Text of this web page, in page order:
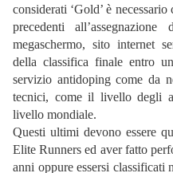
considerati ‘Gold’ è
precedenti
megaschermo, sito internet
della classifica finale entro
servizio antidoping come da
tecnici, come il livello degli
livello mondiale.
Questi ultimi devono essere
Elite Runners ed aver fatto
anni oppure essersi